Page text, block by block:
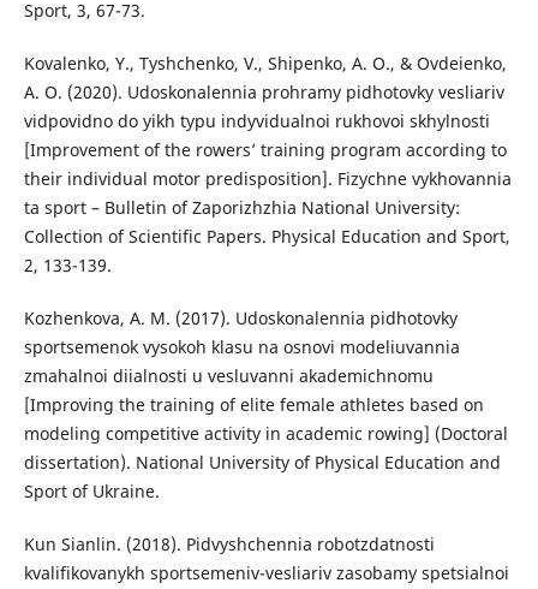
Sport, 3, 67-73.
Kovalenko, Y., Tyshchenko, V., Shipenko, A. O., & Ovdeienko,
A. O. (2020). Udoskonalennia prohramy pidhotovky vesliariv
vidpovidno do yikh typu indyvidualnoi rukhovoi skhylnosti
[Improvement of the rowers’ training program according to
their individual motor predisposition]. Fizychne vykhovannia
ta sport – Bulletin of Zaporizhzhia National University:
Collection of Scientific Papers. Physical Education and Sport,
2, 133-139.
Kozhenkova, A. M. (2017). Udoskonalennia pidhotovky
sportsemenok vysokoh klasu na osnovi modeliuvannia
zmahalnoi diialnosti u vesluvanni akademichnomu
[Improving the training of elite female athletes based on
modeling competitive activity in academic rowing] (Doctoral
dissertation). National University of Physical Education and
Sport of Ukraine.
Kun Sianlin. (2018). Pidvyshchennia robotzdatnosti
kvalifikovanykh sportsemeniv-vesliariv zasobamy spetsialnoi